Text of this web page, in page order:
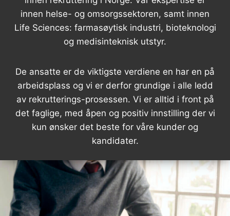
innen helse- og omsorgssektoren, samt innen
Life Sciences: farmasøytisk industri, bioteknologi
og medisinteknisk utstyr.
De ansatte er de viktigste verdiene en har en på
arbeidsplass og vi er derfor grundige i alle ledd
av rekrutterings-prosessen. Vi er alltid i front på
det faglige, med åpen og positiv innstilling der vi
kun ønsker det beste for våre kunder og
kandidater.